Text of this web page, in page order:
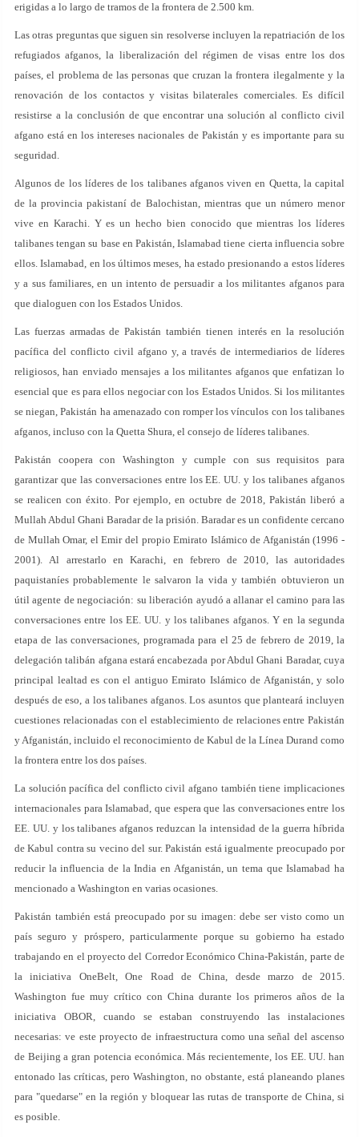
erigidas a lo largo de tramos de la frontera de 2.500 km.
Las otras preguntas que siguen sin resolverse incluyen la repatriación de los
refugiados afganos, la liberalización del régimen de visas entre los dos
países, el problema de las personas que cruzan la frontera ilegalmente y la
renovación de los contactos y visitas bilaterales comerciales. Es difícil
resistirse a la conclusión de que encontrar una solución al conflicto civil
afgano está en los intereses nacionales de Pakistán y es importante para su
seguridad.
Algunos de los líderes de los talibanes afganos viven en Quetta, la capital
de la provincia pakistaní de Balochistan, mientras que un número menor
vive en Karachi. Y es un hecho bien conocido que mientras los líderes
talibanes tengan su base en Pakistán, Islamabad tiene cierta influencia sobre
ellos. Islamabad, en los últimos meses, ha estado presionando a estos líderes
y a sus familiares, en un intento de persuadir a los militantes afganos para
que dialoguen con los Estados Unidos.
Las fuerzas armadas de Pakistán también tienen interés en la resolución
pacífica del conflicto civil afgano y, a través de intermediarios de líderes
religiosos, han enviado mensajes a los militantes afganos que enfatizan lo
esencial que es para ellos negociar con los Estados Unidos. Si los militantes
se niegan, Pakistán ha amenazado con romper los vínculos con los talibanes
afganos, incluso con la Quetta Shura, el consejo de líderes talibanes.
Pakistán coopera con Washington y cumple con sus requisitos para
garantizar que las conversaciones entre los EE. UU. y los talibanes afganos
se realicen con éxito. Por ejemplo, en octubre de 2018, Pakistán liberó a
Mullah Abdul Ghani Baradar de la prisión. Baradar es un confidente cercano
de Mullah Omar, el Emir del propio Emirato Islámico de Afganistán (1996 -
2001). Al arrestarlo en Karachi, en febrero de 2010, las autoridades
paquistaníes probablemente le salvaron la vida y también obtuvieron un
útil agente de negociación: su liberación ayudó a allanar el camino para las
conversaciones entre los EE. UU. y los talibanes afganos. Y en la segunda
etapa de las conversaciones, programada para el 25 de febrero de 2019, la
delegación talibán afgana estará encabezada por Abdul Ghani Baradar, cuya
principal lealtad es con el antiguo Emirato Islámico de Afganistán, y solo
después de eso, a los talibanes afganos. Los asuntos que planteará incluyen
cuestiones relacionadas con el establecimiento de relaciones entre Pakistán
y Afganistán, incluido el reconocimiento de Kabul de la Línea Durand como
la frontera entre los dos países.
La solución pacífica del conflicto civil afgano también tiene implicaciones
internacionales para Islamabad, que espera que las conversaciones entre los
EE. UU. y los talibanes afganos reduzcan la intensidad de la guerra híbrida
de Kabul contra su vecino del sur. Pakistán está igualmente preocupado por
reducir la influencia de la India en Afganistán, un tema que Islamabad ha
mencionado a Washington en varias ocasiones.
Pakistán también está preocupado por su imagen: debe ser visto como un
país seguro y próspero, particularmente porque su gobierno ha estado
trabajando en el proyecto del Corredor Económico China-Pakistán, parte de
la iniciativa OneBelt, One Road de China, desde marzo de 2015.
Washington fue muy crítico con China durante los primeros años de la
iniciativa OBOR, cuando se estaban construyendo las instalaciones
necesarias: ve este proyecto de infraestructura como una señal del ascenso
de Beijing a gran potencia económica. Más recientemente, los EE. UU. han
entonado las críticas, pero Washington, no obstante, está planeando planes
para "quedarse" en la región y bloquear las rutas de transporte de China, si
es posible.